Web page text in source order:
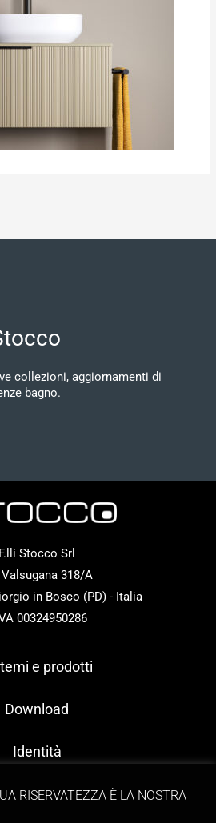
collezioni, aggiornamenti di
bagno.
F.lli Stocco Srl
318/A
in Bosco (PD) - Italia
00324950286
e prodotti
Download
Identità
Contatti
RISERVATEZZA È LA NOSTRA